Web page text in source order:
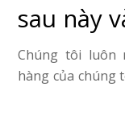
sau này
Chúng tôi luôn
hàng của chúng